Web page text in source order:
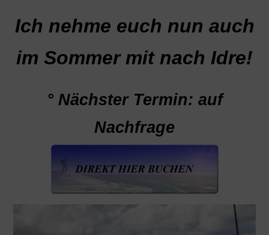
Ich nehme euch nun auch
im Sommer mit nach Idre!
° Nächster Termin: auf
Nachfrage